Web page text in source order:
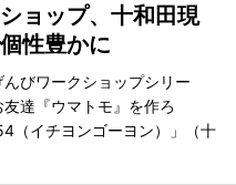
ョップ、十和田現
性豊かに
びワークショップシリー
達『ウマトモ』を作ろ
（イチヨンゴーヨン）」（十